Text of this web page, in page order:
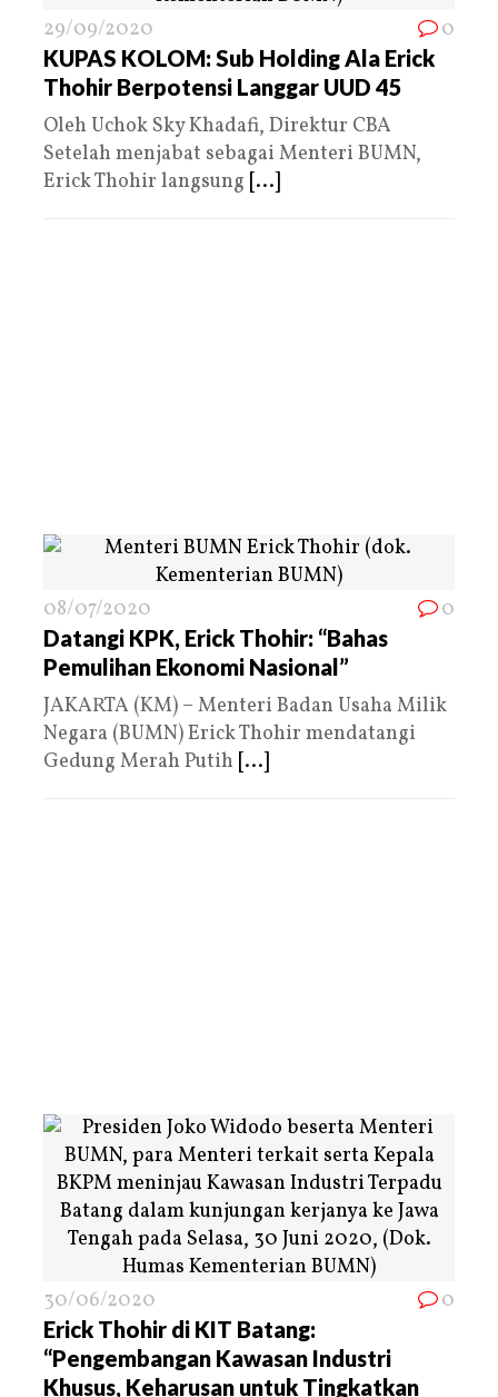
29/09/2020 0
KUPAS KOLOM: Sub Holding Ala Erick
Thohir Berpotensi Langgar UUD 45
Oleh Uchok Sky Khadafi, Direktur CBA
Setelah menjabat sebagai Menteri BUMN,
Erick Thohir langsung [...]
08/07/2020 0
Datangi KPK, Erick Thohir: “Bahas
Pemulihan Ekonomi Nasional”
JAKARTA (KM) – Menteri Badan Usaha Milik
Negara (BUMN) Erick Thohir mendatangi
Gedung Merah Putih [...]
30/06/2020 0
Erick Thohir di KIT Batang:
“Pengembangan Kawasan Industri
Khusus, Keharusan untuk Tingkatkan